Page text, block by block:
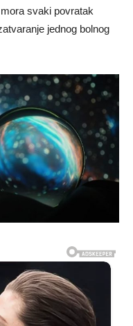
svaki povratak
jednog bolnog